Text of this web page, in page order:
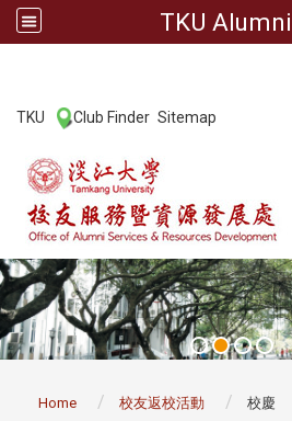
TKU
TKU Club Finder Sitemap
Home 校友返校活動 校慶